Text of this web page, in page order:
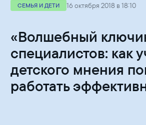
СЕМЬЯ И ДЕТИ 16 октября 2018 в 18:10
«Волшебный
специалистов: как
детского мнения
работать